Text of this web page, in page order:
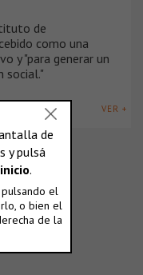
de
como una
y "para generar un
social."
VER +